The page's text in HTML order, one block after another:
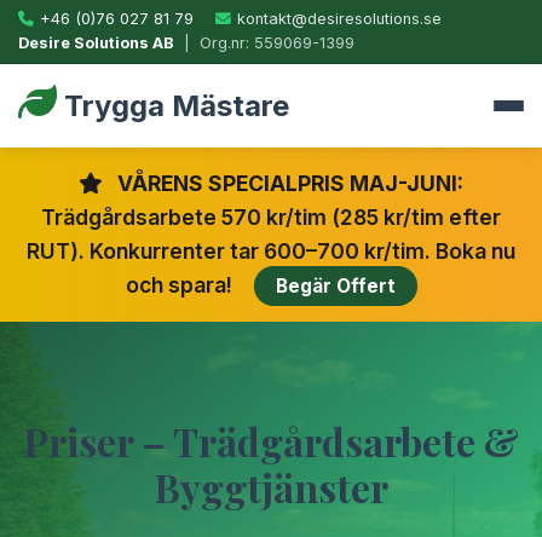
+46 (0)76 027 81 79
kontakt@desiresolutions.se
Desire Solutions AB | Org.nr: 559069-1399
Trygga Mästare
VÅRENS SPECIALPRIS MAJ-JUNI:
Trädgårdsarbete 570 kr/tim (285 kr/tim efter
RUT). Konkurrenter tar 600–700 kr/tim. Boka nu
och spara!
Begär Offert
Priser – Trädgårdsarbete &
Byggtjänster